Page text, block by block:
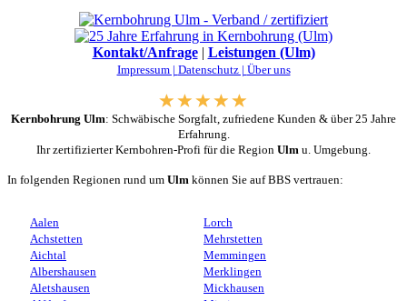
Kontakt/Anfrage| Leistungen (Ulm)
Impressum | Datenschutz | Über uns
Kernbohrung Ulm: Schwäbische Sorgfalt, zufriedene Kunden & über 25 Jahre
Erfahrung.
Ihr zertifizierter Kernbohren-Profi für die Region Ulm u. Umgebung.
In folgenden Regionen rund um Ulm können Sie auf BBS vertrauen:
Aalen
Achstetten
Aichtal
Albershausen
Aletshausen
Lorch
Mehrstetten
Memmingen
Merklingen
Mickhausen